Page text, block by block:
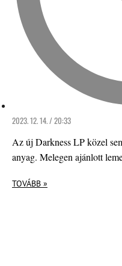
2023. 12. 14. / 20:33
Az új Darkness LP közel
anyag. Melegen ajánlott
TOVÁBB »